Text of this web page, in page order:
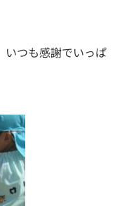
いつも感謝でいっぱ